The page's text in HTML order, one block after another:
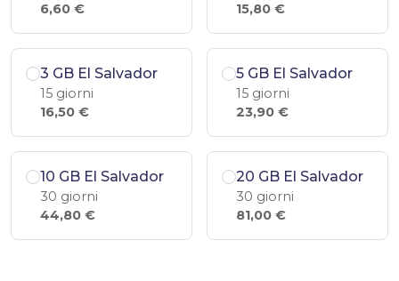
6,60 €
15,80 €
3 GB El Salvador
15 giorni
16,50 €
5 GB El Salvador
15 giorni
23,90 €
10 GB El Salvador
30 giorni
44,80 €
20 GB El Salvador
30 giorni
81,00 €